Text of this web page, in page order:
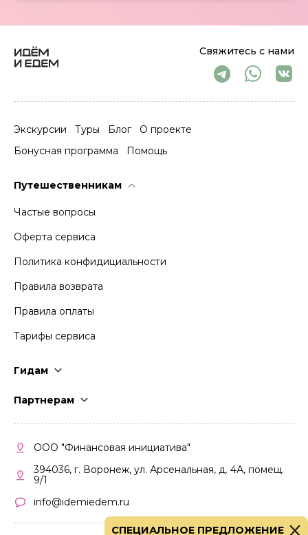
Свяжитесь с нами
Экскурсии Туры Блог
О проекте
Бонусная программа
Помощь
Путешественникам
Частые вопросы
Оферта сервиса
Политика конфидициальности
Правила возврата
Правила оплаты
Тарифы сервиса
Гидам
Партнерам
Кабинет партнера
Правила участия
ООО "Финансовая инициатива"
394036, г. Воронеж, ул. Арсенальная, д. 4А, помещ.
9/1
info@idemiedem.ru
СПЕЦИАЛЬНОЕ ПРЕДЛОЖЕНИЕ